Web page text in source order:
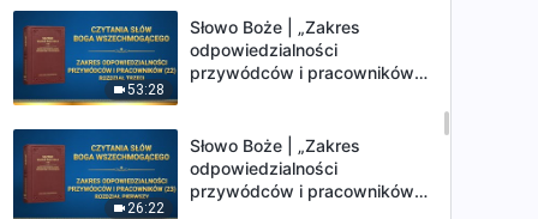
53:28
Słowo Boże | „Zakres
odpowiedzialności
przywódców i pracowników
26:22
Słowo Boże | „Zakres
odpowiedzialności
przywódców i pracowników